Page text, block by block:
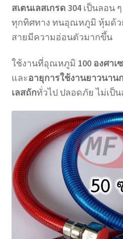
ซม.
(สี
แดง)
ชิ้น
สเตนเลสเกรด 304เป็นลอน
ทุกทิศทาง ทนอุณหภูมิ หุ้มด้ว
สายมีความอ่อนตัวมากขึ้น
ใช้งานที่อุณหภูมิ 100 องศาเ
และอายุการใช้งานยาวนาน
เลสถักทั่วไป ปลอดภัย ไม่เป็